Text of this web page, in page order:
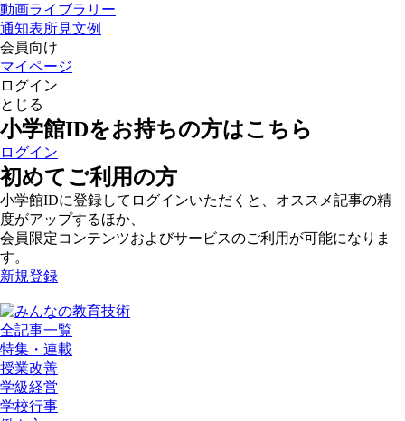
動画ライブラリー
通知表所見文例
会員向け
マイページ
ログイン
とじる
小学館IDをお持ちの方はこちら
ログイン
初めてご利用の方
小学館IDに登録してログインいただくと、オススメ記事の精
度がアップするほか、
会員限定コンテンツおよびサービスのご利用が可能になりま
す。
新規登録
全記事一覧
特集・連載
授業改善
学級経営
学校行事